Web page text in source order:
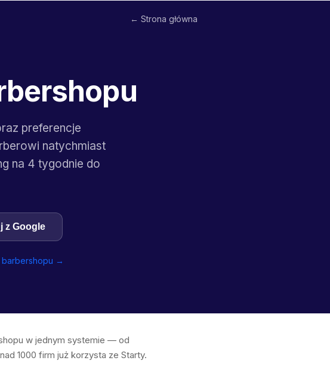
← Strona główna
preferencje
natychmiast
na 4 tygodnie do
z Google
barbershopu →
w jednym systemie — od
1000 firm już korzysta ze Starty.